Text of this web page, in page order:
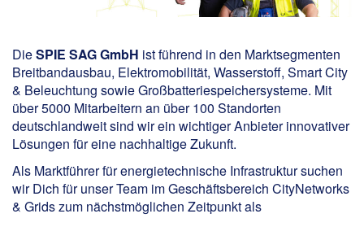
DieSPIE SAG GmbH ist führend in den Marktsegmenten
Breitbandausbau, Elektromobilität, Wasserstoff, Smart City
& Beleuchtung sowie Großbatteriespeichersysteme. Mit
über 5000 Mitarbeitern an über 100 Standorten
deutschlandweit sind wir ein wichtiger Anbieter innovativer
Lösungen für eine nachhaltige Zukunft.
Als Marktführer für energietechnische Infrastruktur suchen
wir Dich für unser Team im Geschäftsbereich CityNetworks
& Grids zum nächstmöglichen Zeitpunkt als